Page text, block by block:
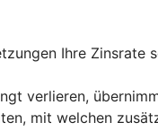
Ihre
verlieren,
mit welchen